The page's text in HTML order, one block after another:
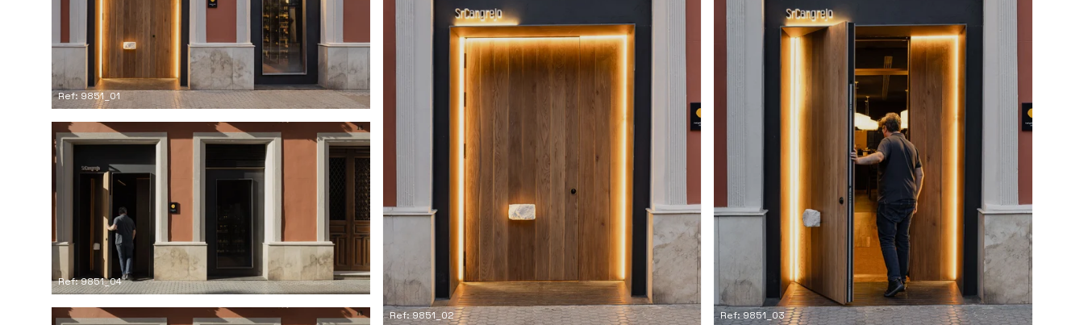
Ref: 9851_01
Ref: 9851_02 Ref: 9851_03
Ref: 9851_04